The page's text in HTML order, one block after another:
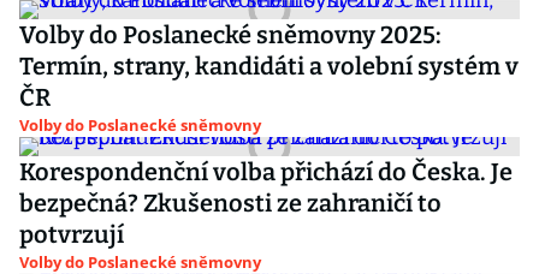
Volby do Poslanecké sněmovny 2025:
Termín, strany, kandidáti a volební systém v
ČR
Volby do Poslanecké sněmovny
Korespondenční volba přichází do Česka. Je
bezpečná? Zkušenosti ze zahraničí to
potvrzují
Volby do Poslanecké sněmovny